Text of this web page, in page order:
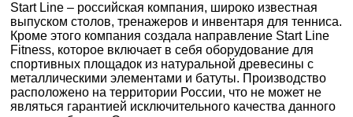
Start Line – российская компания, широко известная
выпуском столов, тренажеров и инвентаря для тенниса.
Кроме этого компания создала направление Start Line
Fitness, которое включает в себя оборудование для
спортивных площадок из натуральной древесины с
металлическими элементами и батуты. Производство
расположено на территории России, что не может не
являться гарантией исключительного качества данного